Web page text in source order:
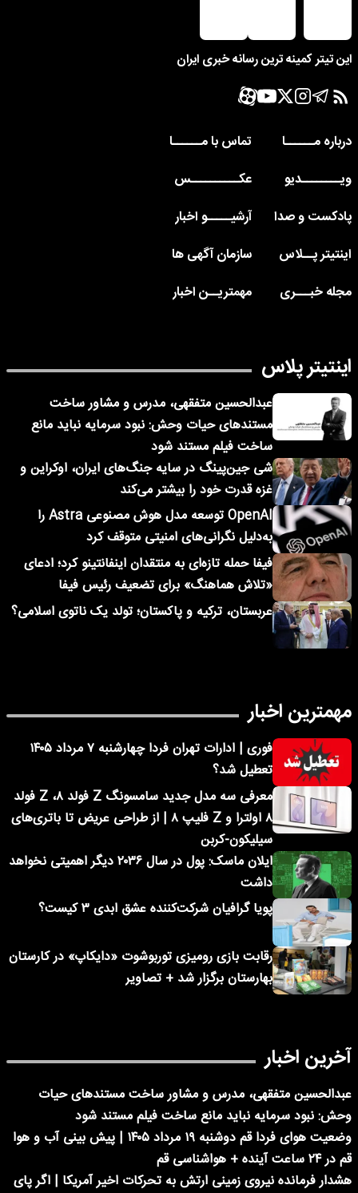
این تیتر کمینه ترین رسانه خبری ایران
درباره مــــــا
تماس با مــــــا
ویــــــــدیو
عکــــــــــس
پادکست و صدا
آرشیـــــو اخبار
اینتیتر پــلاس
سازمان آگهی ها
مجله خبـــری
مهمتریــن اخبار
اینتیتر پلاس
عبدالحسین متفقهی، مدرس و مشاور ساخت
مستندهای حیات وحش: نبود سرمایه نباید مانع
ساخت فیلم مستند شود
شی جین‌پینگ در سایه جنگ‌های ایران، اوکراین و
غزه قدرت خود را بیشتر می‌کند
OpenAI توسعه مدل هوش مصنوعی Astra را
به‌دلیل نگرانی‌های امنیتی متوقف کرد
فیفا حمله تازه‌ای به منتقدان اینفانتینو کرد؛ ادعای
«تلاش هماهنگ» برای تضعیف رئیس فیفا
عربستان، ترکیه و پاکستان؛ تولد یک ناتوی اسلامی؟
مهمترین اخبار
فوری | ادارات تهران فردا چهارشنبه ۷ مرداد ۱۴۰۵
تعطیل شد؟
معرفی سه مدل جدید سامسونگ Z فولد ۸، Z فولد
۸ اولترا و Z فلیپ ۸ | از طراحی عریض تا باتری‌های
سیلیکون-کربن
ایلان ماسک: پول در سال ۲۰۳۶ دیگر اهمیتی نخواهد
داشت
پویا گرافیان شرکت‌کننده عشق ابدی ۳ کیست؟
رقابت بازی رومیزی توربوشوت «دایکاپ» در کارستان
بهارستان برگزار شد + تصاویر
آخرین اخبار
عبدالحسین متفقهی، مدرس و مشاور ساخت مستندهای حیات
وحش: نبود سرمایه نباید مانع ساخت فیلم مستند شود
وضعیت هوای فردا قم دوشنبه ۱۹ مرداد ۱۴۰۵ | پیش بینی آب و هوا
قم در ۲۴ ساعت آینده + هواشناسی قم
هشدار فرمانده نیروی زمینی ارتش به تحرکات اخیر آمریکا | اگر پای